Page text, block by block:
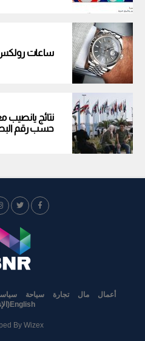
ساعات رولكس
حسب رقم
أعمال مال تجارة سياحة
English
(
By Wizex